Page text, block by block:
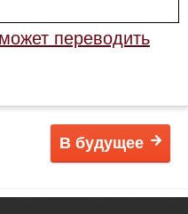
переводить
В будущее